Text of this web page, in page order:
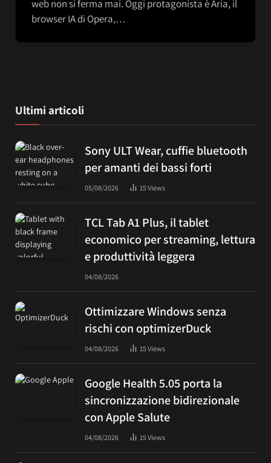
web non si ferma mai. Oggi protagonista è Aria, il
browser IA di Opera,…
Ultimi articoli
Sony ULT Wear, cuffie bluetooth
per amanti dei bassi forti
05/08/2026 15Views
TCL Tab A1 Plus, il tablet
economico per streaming, lettura
e produttività leggera
04/08/2026
Ottimizzare Windows senza
rischi con optimizerDuck
04/08/2026 15Views
Google Health 5.05 porta la
sincronizzazione bidirezionale
con Apple Salute
04/08/2026 15Views